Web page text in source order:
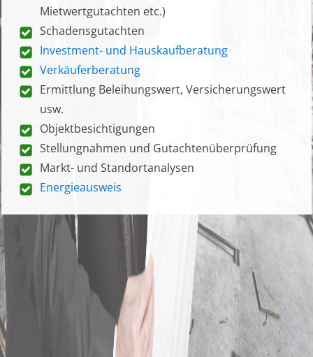
Mietwertgutachten etc.)
Schadensgutachten
Investment- und Hauskaufberatung
Verkäuferberatung
Ermittlung Beleihungswert, Versicherungswert
usw.
Objektbesichtigungen
Stellungnahmen und Gutachtenüberprüfung
Markt- und Standortanalysen
Energieausweis